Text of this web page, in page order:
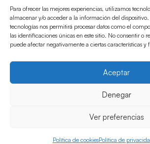
Para ofrecer las mejores experiencias, utilizamos
almacenar y/o acceder a la información del dispositivo.
tecnologías nos permitirá procesar datos como el
las identificaciones únicas en este sitio. No consentir o
puede afectar negativamente a ciertas características y
Aceptar
Denegar
Ver preferencias
Política de cookiesPolítica de